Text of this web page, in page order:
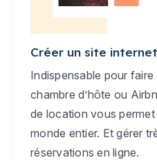
Créer un site
Indispensable pour
chambre d’hôte ou
de location vous permet
monde entier. Et gérer
réservations en ligne.